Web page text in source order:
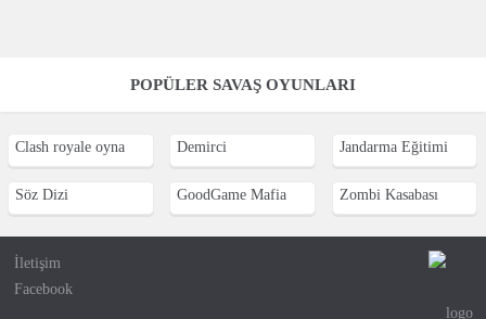
POPÜLER SAVAŞ OYUNLARI
Clash royale oyna Demirci Jandarma Eğitimi
Söz Dizi GoodGame Mafia Zombi Kasabası
İletişim
Facebook